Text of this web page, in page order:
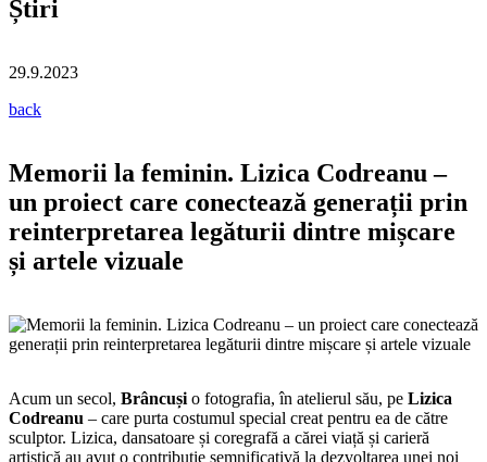
Știri
29.9.2023
back
Memorii la feminin. Lizica Codreanu –
un proiect care conectează generații prin
reinterpretarea legăturii dintre mișcare
și artele vizuale
Acum un secol, Brâncuși o fotografia, în atelierul său, pe Lizica
Codreanu – care purta costumul special creat pentru ea de către
sculptor. Lizica, dansatoare și coregrafă a cărei viață și carieră
artistică au avut o contribuție semnificativă la dezvoltarea unei noi